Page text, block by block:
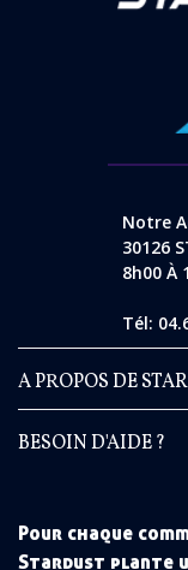
Notre
30126
8h00 À
Tél:
A PROPOS DE
BESOIN D'AIDE ?
Pour chaque
Stardust plante